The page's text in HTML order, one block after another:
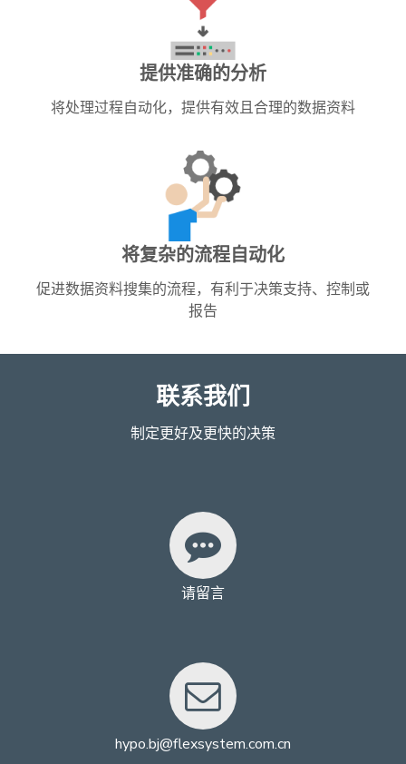
提供准确的分析
将处理过程自动化，提供有效且合理的数据资料
将复杂的流程自动化
促进数据资料搜集的流程，有利于决策支持、控制或
报告
联系我们
制定更好及更快的决策
请留言
hypo.bj@flexsystem.com.cn